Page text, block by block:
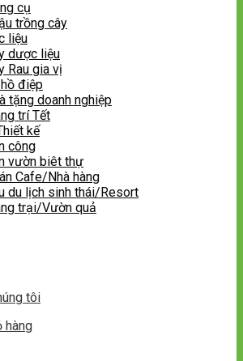
cụ
trồng cây
liệu
dược liệu
Rau gia vị
điệp
tặng doanh nghiệp
trí Tết
kế
công
vườn biêt thự
Cafe/Nhà hàng
du lịch sinh thái/Resort
trại/Vườn quả
tôi